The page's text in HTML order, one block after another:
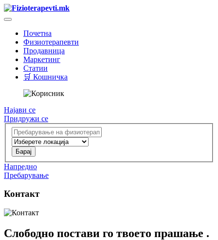
Почетна
Физиотерапевти
Продавница
Маркетинг
Статии
🛒 Кошничка
Најави се
Придружи се
Напредно
Пребарување
Контакт
Слободно постави го твоето прашање .